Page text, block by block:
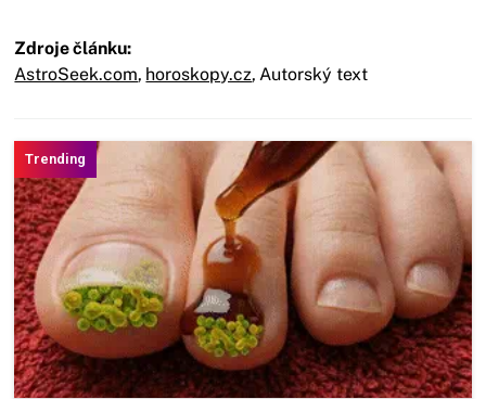
Zdroje článku:
AstroSeek.com, horoskopy.cz, Autorský text